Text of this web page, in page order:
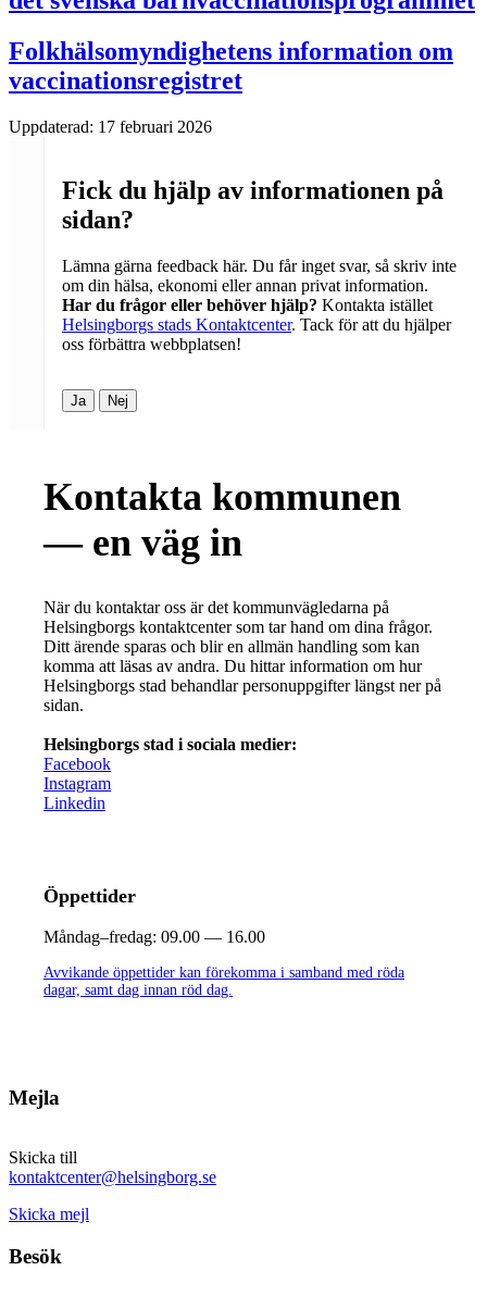
Folkhälsomyndighetens information om
vaccinationsregistret
Uppdaterad: 17 februari 2026
Fick du hjälp av informationen på
sidan?
Lämna gärna feedback här. Du får inget svar, så skriv inte
om din hälsa, ekonomi eller annan privat information.
Har du frågor eller behöver hjälp? Kontakta istället
Helsingborgs stads Kontaktcenter. Tack för att du hjälper
oss förbättra webbplatsen!
Ja Nej
Kontakta kommunen
— en väg in
När du kontaktar oss är det kommunvägledarna på
Helsingborgs kontaktcenter som tar hand om dina frågor.
Ditt ärende sparas och blir en allmän handling som kan
komma att läsas av andra. Du hittar information om hur
Helsingborgs stad behandlar personuppgifter längst ner på
sidan.
Helsingborgs stad i sociala medier:
Facebook
Instagram
Linkedin
Öppettider
Måndag–fredag: 09.00 — 16.00
Avvikande öppettider kan förekomma i samband med röda
dagar, samt dag innan röd dag.
Mejla
Skicka till
kontaktcenter@helsingborg.se
Skicka mejl
Besök